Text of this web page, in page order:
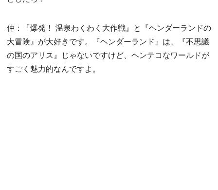
仲：『爆発！ 温泉わくわく大作戦』と『ヘンダーランドの
大冒険』が大好きです。『ヘンダーランド』は、『不思議
の国のアリス』じゃないですけど、ヘンテコなワールドが
すごく魅力的なんですよ。